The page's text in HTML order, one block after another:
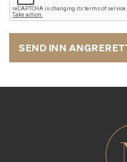
SEND INN